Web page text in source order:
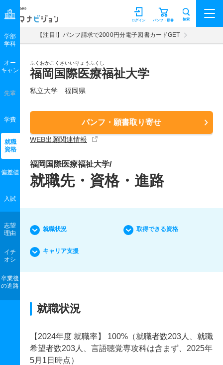
マナビジョン パンフ・願書
ログイン 検索
【注目!】パンフ請求で2000円分電子図書カードGET
ふくおかこくさいいりょうふくし
福岡国際医療福祉大学
私立大学 福岡県
パンフ・願書取り寄せ
WEB出願関連情報
学部
学科
オー
キャン
先輩
学費
就職
資格
偏差値
入試
志望
理由
イチ
オシ
卒業後
の進路
福岡国際医療福祉大学/
就職先・資格・進路
就職状況 取得できる資格
キャリア支援
就職状況
【2024年度 就職率】 100%（就職者数203人、就職
希望者数203人、言語聴覚専攻科は含まず、2025年
5月1日時点）